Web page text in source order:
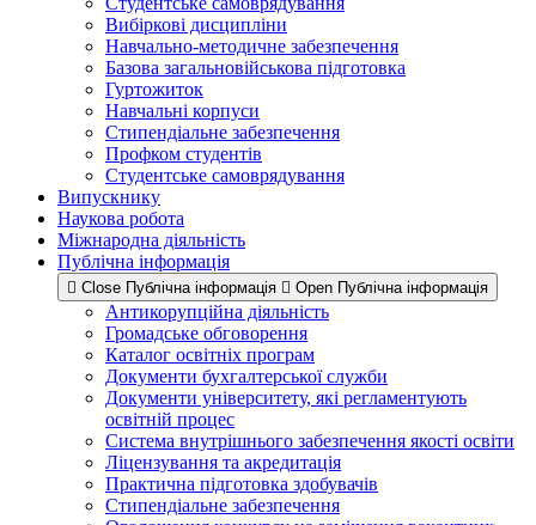
Вибіркові дисципліни
Навчально-методичне забезпечення
Базова загальновійськова підготовка
Гуртожиток
Навчальні корпуси
Стипендіальне забезпечення
Профком студентів
Студентське самоврядування
Випускнику
Наукова робота
Міжнародна діяльність
Публічна інформація
Close Публічна інформація Open Публічна інформація
Антикорупційна діяльність
Громадське обговорення
Каталог освітніх програм
Документи бухгалтерської служби
Документи університету, які регламентують
освітній процес
Система внутрішнього забезпечення якості освіти
Ліцензування та акредитація
Практична підготовка здобувачів
Стипендіальне забезпечення